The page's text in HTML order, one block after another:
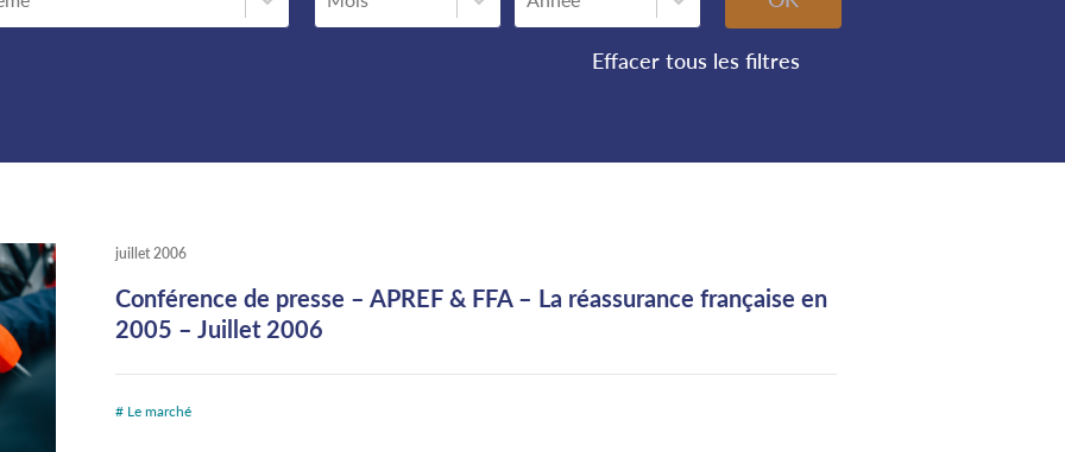
Effacer tous les filtres
juillet 2006
Conférence de presse – APREF & FFA – La réassurance française en
2005 – Juillet 2006
# Le marché